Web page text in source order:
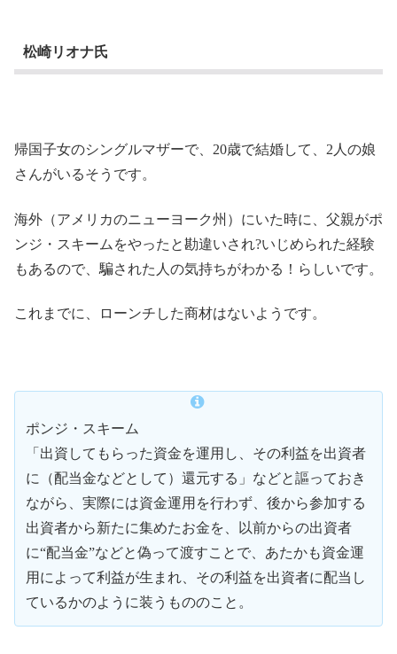
松崎リオナ氏
帰国子女のシングルマザーで、20歳で結婚して、2人の娘
さんがいるそうです。
海外（アメリカのニューヨーク州）にいた時に、父親がポ
ンジ・スキームをやったと勘違いされ?いじめられた経験
もあるので、騙された人の気持ちがわかる！らしいです。
これまでに、ローンチした商材はないようです。
ポンジ・スキーム
「出資してもらった資金を運用し、その利益を出資者
に（配当金などとして）還元する」などと謳っておき
ながら、実際には資金運用を行わず、後から参加する
出資者から新たに集めたお金を、以前からの出資者
に“配当金”などと偽って渡すことで、あたかも資金運
用によって利益が生まれ、その利益を出資者に配当し
ているかのように装うもののこと。